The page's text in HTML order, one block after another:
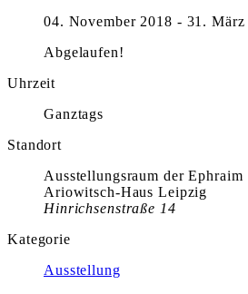
04. November 2018 - 31. März
Abgelaufen!
Uhrzeit
Ganztags
Standort
Ausstellungsraum der
Ariowitsch-Haus Leipzig
Hinrichsenstraße 14
Kategorie
Ausstellung